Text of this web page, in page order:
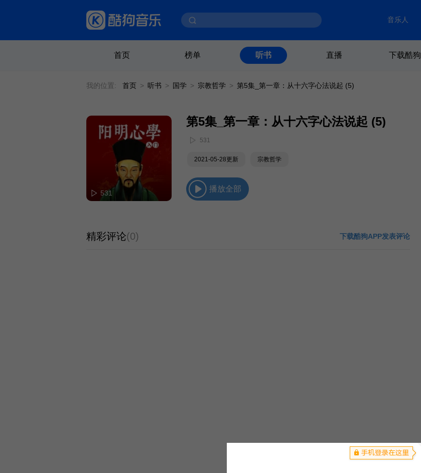
音乐人
首页 榜单 听书 直播 下载酷狗
我的位置: 首页 > 听书 > 国学 > 宗教哲学 > 第5集_第一章：从十六字心法说起 (5)
531
第5集_第一章：从十六字心法说起 (5)
531
2021-05-28更新 宗教哲学
播放全部
精彩评论(0) 下载酷狗APP发表评论